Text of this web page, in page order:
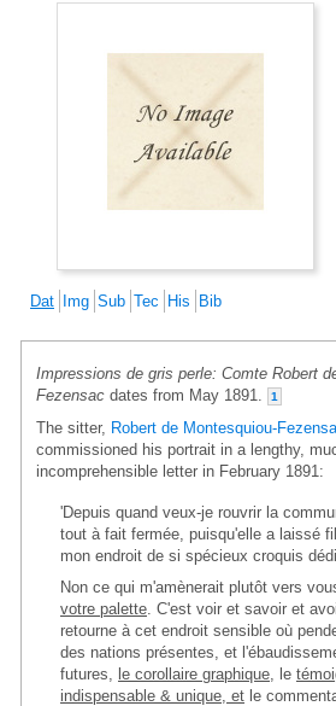
Dat Img Sub Tec His Bib
Impressions de gris perle: Comte Robert
Fezensac dates from May 1891. 1
The sitter, Robert de Montesquiou-
commissioned his portrait in a lengthy,
incomprehensible letter in February 1891:
'Depuis quand veux-je rouvrir la
tout à fait fermée, puisqu'elle a laissé
mon endroit de si spécieux croquis
Non ce qui m'amènerait plutôt vers
votre palette . C'est voir et savoir et
retourne à cet endroit sensible où
des nations présentes, et
futures, le corollaire graphique , le
indispensable & unique, et le